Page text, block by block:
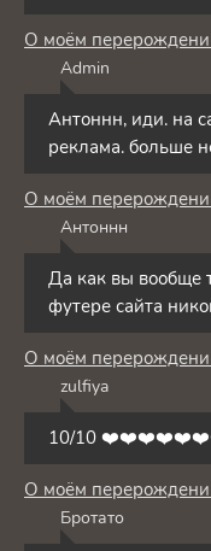
О моём
Admin
Антоннн, иди. на
реклама. больше
О моём
Антоннн
Да как вы вообще
футере сайта
О моём
zulfiya
10/10
О моём
Бротато